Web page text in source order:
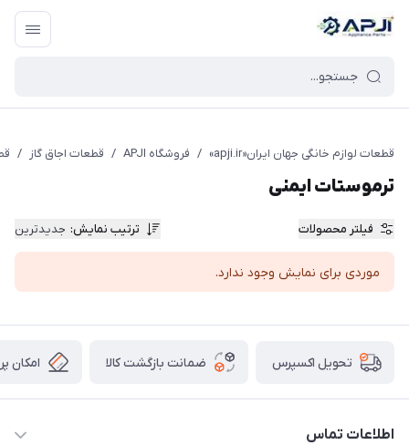
قطعات یدکی و جانبی لوازم خانگی جهان ایران
قطعات لوازم خانگی جهان ایران«apji.ir» / فروشگاه APJI / قطعات اجاق گاز /
ترموستات ایمنی
فیلتر محصولات ترتیب نمایش: جدیدترین
موردی برای نمایش وجود ندارد.
تحویل اکسپرس ضمانت بازگشت کالا امکان
اطلاعات تماس